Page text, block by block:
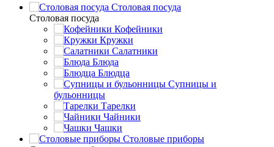
Столовая посуда
Столовая посуда
Кофейники
Кружки
Салатники
Блюда
Блюдца
Супницы и
бульонницы
Тарелки
Чайники
Чашки
Cтоловые приборы